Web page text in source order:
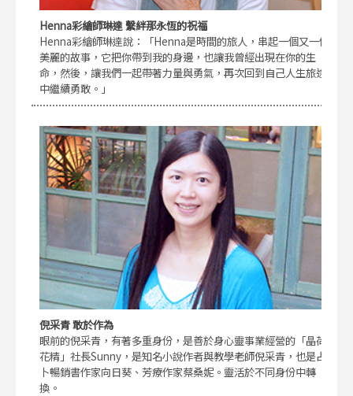
Henna彩繪師琳達 繫絆那永恆的祝福
Henna彩繪師琳達說：「Henna是時間的旅人，串起一個又一個
美麗的故事，它把你帶到我的身邊，也讓我曾經出現在你的生
命，然後，讓我們一起帶著力量與勇氣，再次回到自己人生旅途
中繼續勇敢。」
倪采青 敢於作為
眼前的倪采青，有著多重身份，是善於身心靈事業經營的「晶荷
花精」社長Sunny，是知名小說作者與教學老師倪采青，也是占
卜暢銷書作家向日葵、芳療作家蔡桑妮。靈活於不同身份中轉
換。